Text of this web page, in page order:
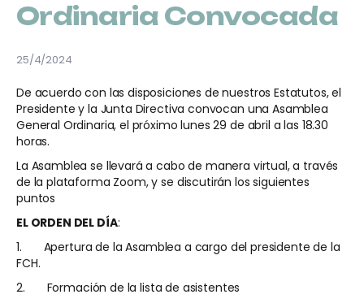
Ordinaria Convocada
25/4/2024
De acuerdo con las disposiciones de nuestros Estatutos, el
Presidente y la Junta Directiva convocan una Asamblea
General Ordinaria, el próximo lunes 29 de abril a las 18.30
horas.
La Asamblea se llevará a cabo de manera virtual, a través
de la plataforma Zoom, y se discutirán los siguientes
puntos
EL ORDEN DEL DÍA:
1.
Apertura de la Asamblea a cargo del presidente de la
FCH.
2.
Formación de la lista de asistentes